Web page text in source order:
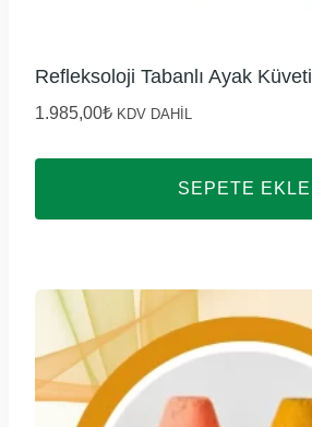
Refleksoloji Tabanlı Ayak Küveti
1.985,00₺ KDV DAHİL
SEPETE EKLE